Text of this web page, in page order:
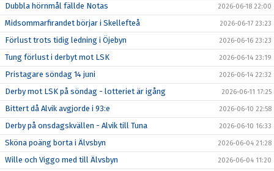
Dubbla hörnmål fällde Notas 2026-06-18 22:00
Midsommarfirandet börjar i Skellefteå 2026-06-17 23:23
Förlust trots tidig ledning i Öjebyn 2026-06-16 23:23
Tung förlust i derbyt mot LSK 2026-06-14 23:19
Pristagare söndag 14 juni 2026-06-14 22:32
Derby mot LSK på söndag - lotteriet är igång 2026-06-11 17:25
Bittert då Alvik avgjorde i 93:e 2026-06-10 22:58
Derby på onsdagskvällen - Alvik till Tuna 2026-06-10 16:33
Sköna poäng borta i Älvsbyn 2026-06-04 21:28
Wille och Viggo med till Älvsbyn 2026-06-04 11:20